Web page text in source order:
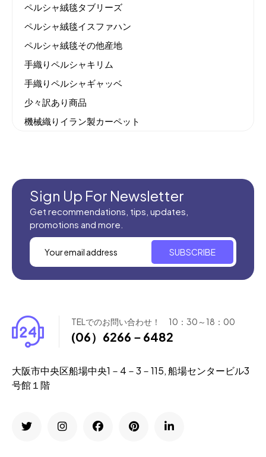
ペルシャ絨毯タブリーズ
ペルシャ絨毯イスファハン
ペルシャ絨毯その他産地
手織りペルシャキリム
手織りペルシャギャッベ
少々訳あり商品
機械織りイラン製カーペット
Sign Up For Newsletter
Get recommendations, tips, updates,
promotions and more.
SUBSCRIBE
TELでのお問い合わせ！ 10：30～18：00
(06）6266－6482
大阪市中央区船場中央1－4－3－115, 船場センタービル3
号館１階